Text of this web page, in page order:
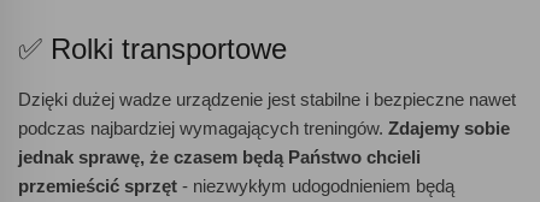
✅ Rolki transportowe
Dzięki dużej wadze urządzenie jest stabilne i bezpieczne nawet
podczas najbardziej wymagających treningów. Zdajemy sobie
jednak sprawę, że czasem będą Państwo chcieli
przemieścić sprzęt - niezwykłym udogodnieniem będą